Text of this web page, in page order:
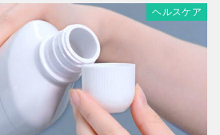
ヘルスケア